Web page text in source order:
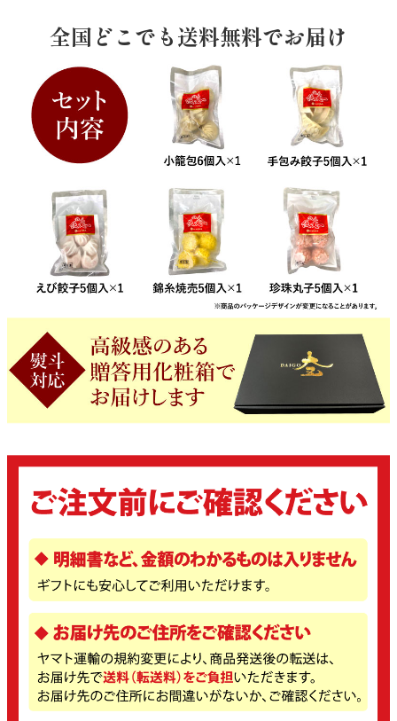
全国どこでも送料無料でお届け